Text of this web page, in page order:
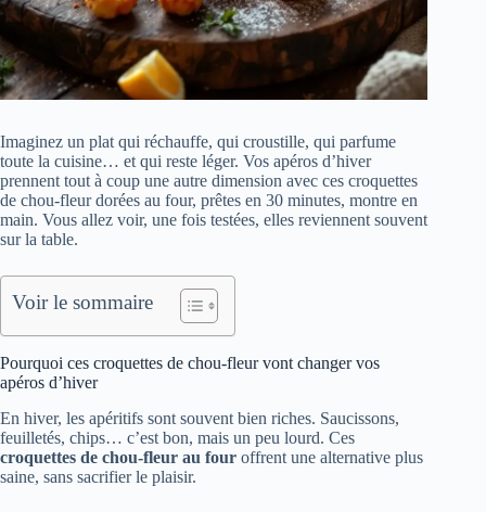
Imaginez un plat qui réchauffe, qui croustille, qui parfume
toute la cuisine… et qui reste léger. Vos apéros d’hiver
prennent tout à coup une autre dimension avec ces croquettes
de chou-fleur dorées au four, prêtes en 30 minutes, montre en
main. Vous allez voir, une fois testées, elles reviennent souvent
sur la table.
Voir le sommaire
Pourquoi ces croquettes de chou-fleur vont changer vos
apéros d’hiver
En hiver, les apéritifs sont souvent bien riches. Saucissons,
feuilletés, chips… c’est bon, mais un peu lourd. Ces
croquettes de chou-fleur au four offrent une alternative plus
saine, sans sacrifier le plaisir.